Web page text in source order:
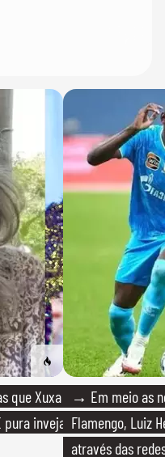
que Xuxa
inveja
→ Em meio as
Flamengo, Luiz
através das